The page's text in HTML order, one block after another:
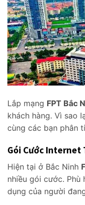
Lắp mạng FPT Bắc
khách hàng. Vì sao
cùng các bạn phân
Gói Cước Internet
Hiện tại ở Bắc Ninh
nhiều gói cước.
dụng của người